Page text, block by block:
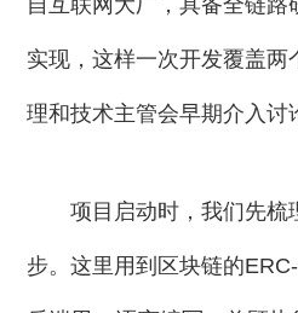
自互联网大厂，具备全链
实现，这样一次开发覆盖
理和技术主管会早期介入讨
项目启动时，我们先梳
步。这里用到区块链的